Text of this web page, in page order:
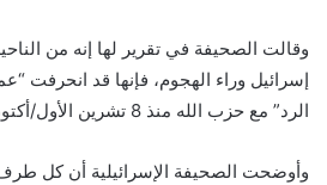
وقالت الصحيفة في تقرير لها إنه من
إسرائيل وراء الهجوم، فإنها قد انحرفت
الرد” مع حزب الله منذ 8 تشرين الأول/أكتوبر.
وأوضحت الصحيفة الإسرائيلية أن كل